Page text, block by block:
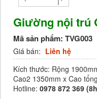
Giường nội trú
Mã sản phẩm: TVG003
Giá bán: Liên hệ
Kích thước: Rộng
Cao2 1350mm x Cao
Hotline: 0978 872 369